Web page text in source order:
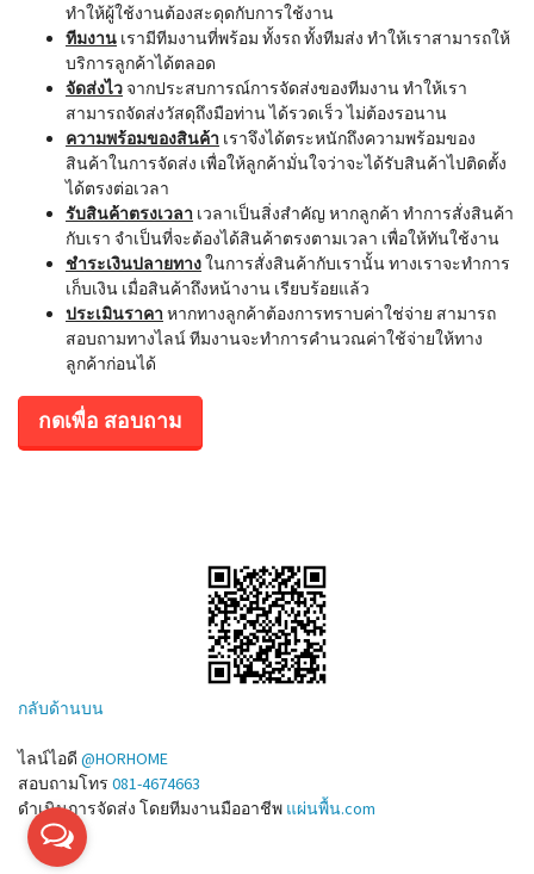
ทำให้ผู้ใช้งานต้องสะดุดกับการใช้งาน
ทีมงาน เรามีทีมงานที่พร้อม ทั้งรถ ทั้งทีมส่ง ทำให้เราสามารถให้
บริการลูกค้าได้ตลอด
จัดส่งไว จากประสบการณ์การจัดส่งของทีมงาน ทำให้เรา
สามารถจัดส่งวัสดุถึงมือท่าน ได้รวดเร็ว ไม่ต้องรอนาน
ความพร้อมของสินค้า เราจึงได้ตระหนักถึงความพร้อมของ
สินค้าในการจัดส่ง เพื่อให้ลูกค้ามั่นใจว่าจะได้รับสินค้าไปติดตั้ง
ได้ตรงต่อเวลา
รับสินค้าตรงเวลา เวลาเป็นสิ่งสำคัญ หากลูกค้า ทำการสั่งสินค้า
กับเรา จำเป็นที่จะต้องได้สินค้าตรงตามเวลา เพื่อให้ทันใช้งาน
ชำระเงินปลายทางในการสั่งสินค้ากับเรานั้น ทางเราจะทำการ
เก็บเงิน เมื่อสินค้าถึงหน้างาน เรียบร้อยแล้ว
ประเมินราคา หากทางลูกค้าต้องการทราบค่าใช่จ่าย สามารถ
สอบถามทางไลน์ ทีมงานจะทำการคำนวณค่าใช้จ่ายให้ทาง
ลูกค้าก่อนได้
กดเพื่อ สอบถาม
กลับด้านบน
ไลน์ไอดี @HORHOME
สอบถามโทร 081-4674663
ดำเนินการจัดส่ง โดยทีมงานมืออาชีพ แผ่นพื้น.com